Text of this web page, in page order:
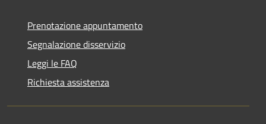
Prenotazione appuntamento
Segnalazione disservizio
Leggi le FAQ
Richiesta assistenza